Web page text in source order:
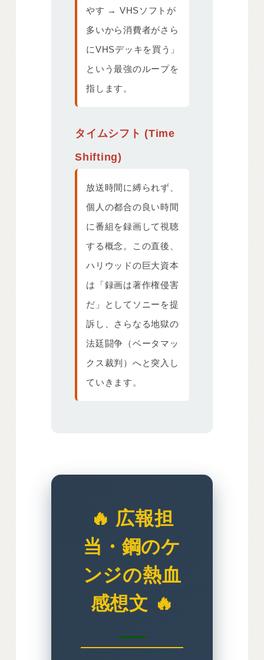
やす → VHSソフトが
多いから消費者がさら
にVHSデッキを買う」
という最強のループを
指します。
タイムシフト (Time
Shifting)
放送時間に縛られず、
個人の都合の良い時間
に番組を録画して視聴
する概念。この直後、
ハリウッドの巨大資本
は「録画は著作権侵害
だ」としてソニーを提
訴し、さらなる地獄の
法廷闘争（ベータマッ
クス裁判）へと突入し
ていきます。
🔥 広報担
当・鋼のケ
ンジの熱血
感想文 🔥